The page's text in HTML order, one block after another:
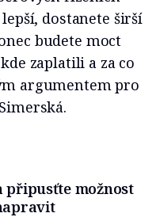
dostanete širší
budete moct
zaplatili a za co
argumentem pro
připusťte možnost